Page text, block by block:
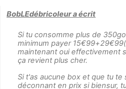
BobLEdébricoleur a écrit
Si tu consomme plus de
minimum payer
maintenant oui effectivement
ça revient plus cher.
Si t'as aucune box et que tu
déconnant en prix si biensur,